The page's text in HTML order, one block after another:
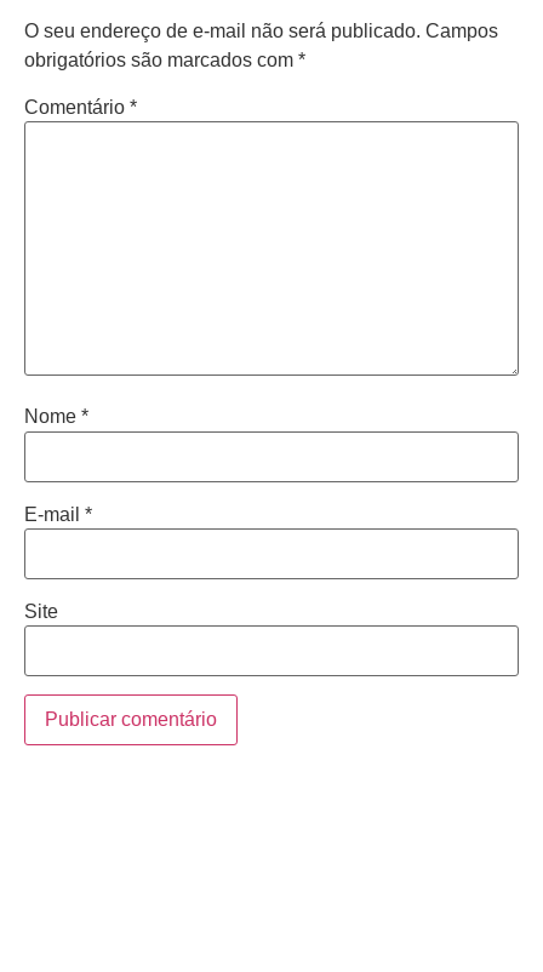
O seu endereço de e-mail não será publicado. Campos
obrigatórios são marcados com *
Comentário *
Nome *
E-mail *
Site